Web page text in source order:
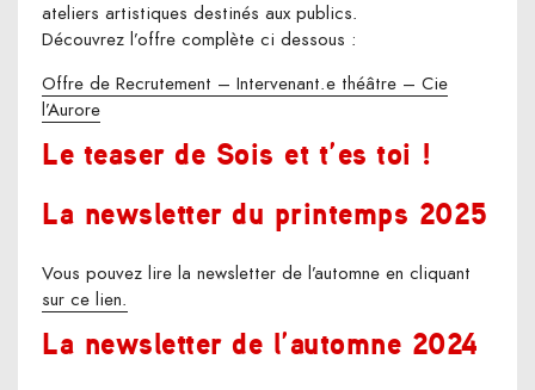
ateliers artistiques destinés aux publics.
Découvrez l’offre complète ci dessous :
Offre de Recrutement – Intervenant.e théâtre – Cie
l’Aurore
Le teaser de Sois et t’es toi !
La newsletter du printemps 2025
Vous pouvez lire la newsletter de l’automne en cliquant
sur ce lien.
La newsletter de l’automne 2024